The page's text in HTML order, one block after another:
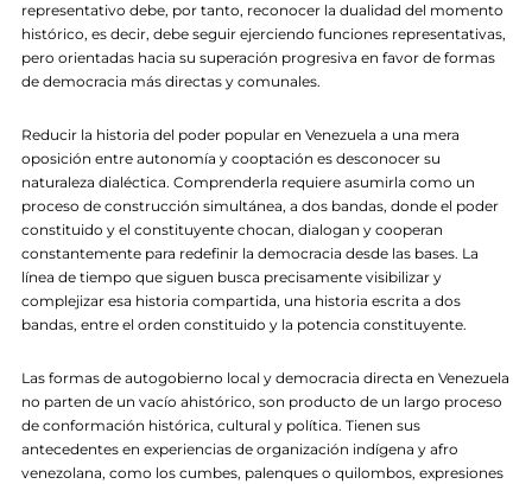
representativo debe, por tanto, reconocer la dualidad del momento
histórico, es decir, debe seguir ejerciendo funciones representativas,
pero orientadas hacia su superación progresiva en favor de formas
de democracia más directas y comunales.
Reducir la historia del poder popular en Venezuela a una mera
oposición entre autonomía y cooptación es desconocer su
naturaleza dialéctica. Comprenderla requiere asumirla como un
proceso de construcción simultánea, a dos bandas, donde el poder
constituido y el constituyente chocan, dialogan y cooperan
constantemente para redefinir la democracia desde las bases. La
línea de tiempo que siguen busca precisamente visibilizar y
complejizar esa historia compartida, una historia escrita a dos
bandas, entre el orden constituido y la potencia constituyente.
Las formas de autogobierno local y democracia directa en Venezuela
no parten de un vacío ahistórico, son producto de un largo proceso
de conformación histórica, cultural y política. Tienen sus
antecedentes en experiencias de organización indígena y afro
venezolana, como los cumbes, palenques o quilombos, expresiones